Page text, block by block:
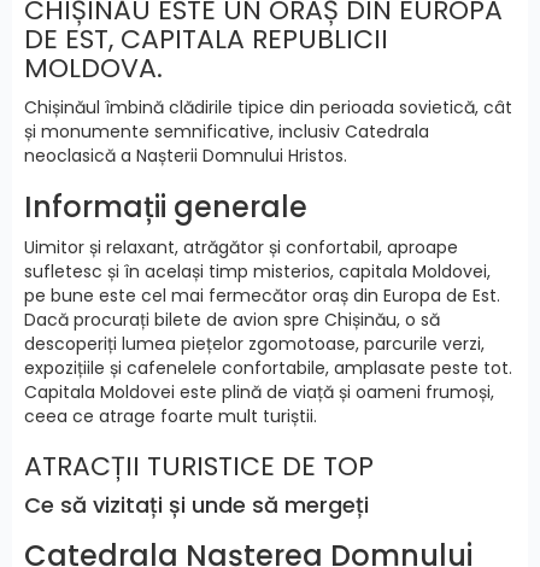
CHIȘINĂU ESTE UN ORAȘ DIN EUROPA
DE EST, CAPITALA REPUBLICII
MOLDOVA.
Chișinăul îmbină clădirile tipice din perioada sovietică, cât
și monumente semnificative, inclusiv Catedrala
neoclasică a Nașterii Domnului Hristos.
Informații generale
Uimitor și relaxant, atrăgător și confortabil, aproape
sufletesc și în același timp misterios, capitala Moldovei,
pe bune este cel mai fermecător oraș din Europa de Est.
Dacă procurați bilete de avion spre Chișinău, o să
descoperiți lumea piețelor zgomotoase, parcurile verzi,
expozițiile și cafenelele confortabile, amplasate peste tot.
Capitala Moldovei este plină de viață și oameni frumoși,
ceea ce atrage foarte mult turiștii.
ATRACȚII TURISTICE DE TOP
Ce să vizitați și unde să mergeți
Catedrala Nașterea Domnului